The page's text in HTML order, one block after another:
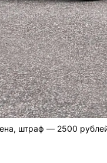
штраф — 2500